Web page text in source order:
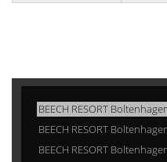
BEECH RESORT
BEECH RESORT
BEECH RESORT